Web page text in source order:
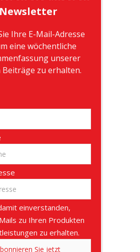
Newsletter
Ihre E-Mail-Adresse
eine wöchentliche
unserer
Beiträge zu erhalten.
einverstanden,
zu Ihren Produkten
zu erhalten.